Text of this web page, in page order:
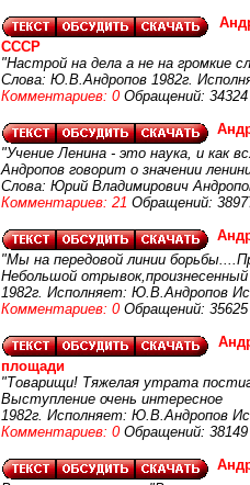
СССР
"Настрой на дела а не на громкие
Слова: Ю.В.Андропов 1982г.
Комментариев: 0 Обращений: 34324
"Учение Ленина - это наука, и как
Андропов говорит о значении
Слова: Юрий Владимирович
Комментариев: 21 Обращений:
"Мы на передовой линии
Небольшой
1982г. Исполняет: Ю.В.Андропов
Комментариев: 0 Обращений: 35625
площади
"Товарищи! Тяжелая утрата
Выступление очень интересное
1982г. Исполняет: Ю.В.Андропов
Комментариев: 0 Обращений: 38149